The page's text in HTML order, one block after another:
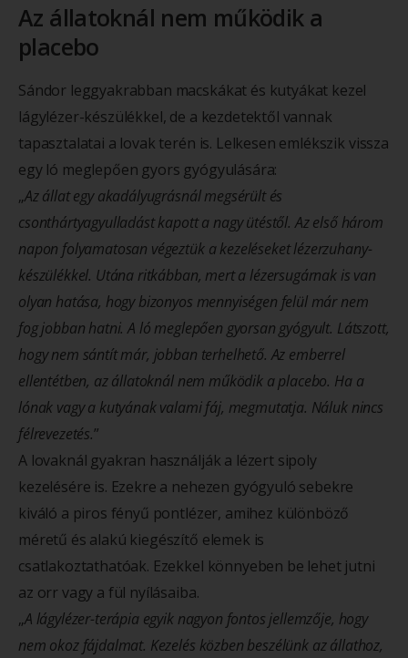
Az állatoknál nem működik a
placebo
Sándor leggyakrabban macskákat és kutyákat kezel
lágylézer-készülékkel, de a kezdetektől vannak
tapasztalatai a lovak terén is. Lelkesen emlékszik vissza
egy ló meglepően gyors gyógyulására:
„Az állat egy akadályugrásnál megsérült és
csonthártyagyulladást kapott a nagy ütéstől. Az első három
napon folyamatosan végeztük a kezeléseket lézerzuhany-
készülékkel. Utána ritkábban, mert a lézersugárnak is van
olyan hatása, hogy bizonyos mennyiségen felül már nem
fog jobban hatni. A ló meglepően gyorsan gyógyult. Látszott,
hogy nem sántít már, jobban terhelhető. Az emberrel
ellentétben, az állatoknál nem működik a placebo. Ha a
lónak vagy a kutyának valami fáj, megmutatja. Náluk nincs
félrevezetés.”
A lovaknál gyakran használják a lézert sipoly
kezelésére is. Ezekre a nehezen gyógyuló sebekre
kiváló a piros fényű pontlézer, amihez különböző
méretű és alakú kiegészítő elemek is
csatlakoztathatóak. Ezekkel könnyeben be lehet jutni
az orr vagy a fül nyílásaiba.
„A lágylézer-terápia egyik nagyon fontos jellemzője, hogy
nem okoz fájdalmat. Kezelés közben beszélünk az állathoz,